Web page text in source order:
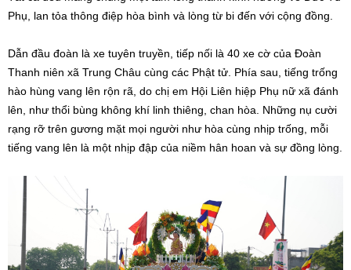
Phụ, lan tỏa thông điệp hòa bình và lòng từ bi đến với cộng đồng.
Dẫn đầu đoàn là xe tuyên truyền, tiếp nối là 40 xe cờ của Đoàn
Thanh niên xã Trung Châu cùng các Phật tử. Phía sau, tiếng trống
hào hùng vang lên rộn rã, do chị em Hội Liên hiệp Phụ nữ xã đánh
lên, như thổi bùng không khí linh thiêng, chan hòa. Những nụ cười
rạng rỡ trên gương mặt mọi người như hòa cùng nhịp trống, mỗi
tiếng vang lên là một nhịp đập của niềm hân hoan và sự đồng lòng.